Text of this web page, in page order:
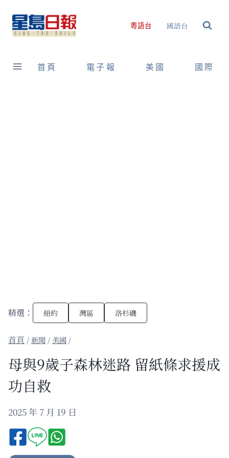
content
粵語台 國語台
首頁 電子報 美國 國際
精選： 紐約 灣區 洛杉磯
/新聞 / 美國 /
母與9歲子森林迷路 留紙條求援成
功自救
2025 年 7 月 19 日